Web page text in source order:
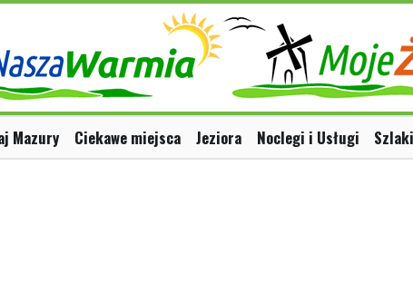
Mazury Ciekawe miejsca Jeziora Noclegi i Usługi Szlaki